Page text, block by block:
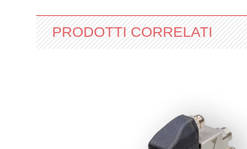
PRODOTTI CORRELATI